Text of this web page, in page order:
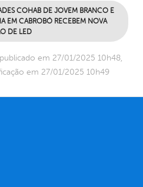
COHAB DE JOVEM BRANCO E
EM CABROBÓ RECEBEM NOVA
DE LED
em 27/01/2025 10h48,
em 27/01/2025 10h49